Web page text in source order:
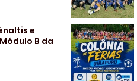
e
B da